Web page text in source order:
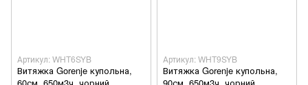
Артикул: WHT6SYB
Витяжка Gorenje купольна,
Артикул: WHT9SYB
Витяжка Gorenje купольна,